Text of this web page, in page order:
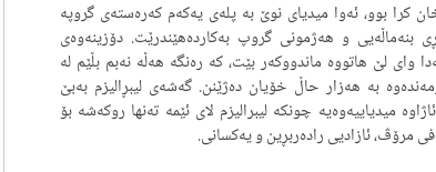
بوو، ئەوا میدیای نوێ بە پلەی یەکەم کەرەستەی گروپە
بنەماڵەیی و هەژمونی گروپ بەکاردەهێندرێت. دۆزینەوەی
وای لێ هاتووە ماندووکەر بێت، کە رەنگە هەڵە نەبم بڵێم لە
بە هەزار حاڵ خۆیان دەژێنن. گەشەی لیبڕالیزم بەبێ
میدیاییەوەیە چونکە لیبرالیزم لای ئێمە تەنها روکەشە بۆ
مرۆڤ، ئازادیی رادەربڕین و یەکسانی.